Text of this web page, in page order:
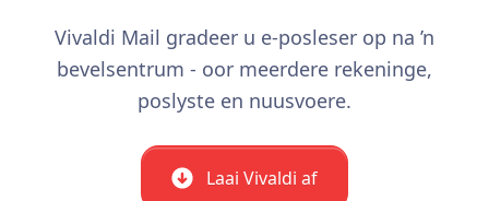
Vivaldi Mail gradeer u e-posleser op na ’n
bevelsentrum - oor meerdere rekeninge,
poslyste en nuusvoere.
Laai Vivaldi af